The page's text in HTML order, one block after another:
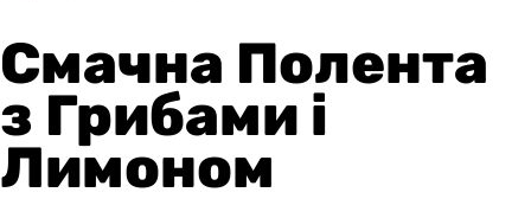
Смачна Полента
з Грибами і
Лимоном